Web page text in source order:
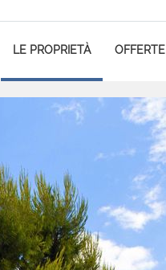
LE PROPRIETÀ OFFERTE